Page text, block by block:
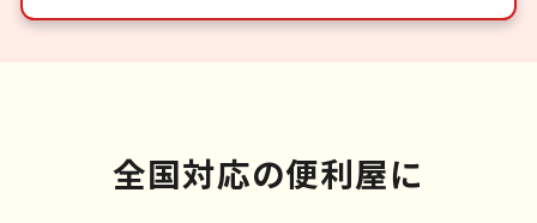
全国対応の便利屋に